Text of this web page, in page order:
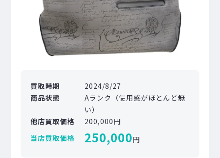
買取時期
2024/8/27
商品状態
Aランク（使用感がほとんど無
い）
他店買取価格
200,000円
当店買取価格
250,000円